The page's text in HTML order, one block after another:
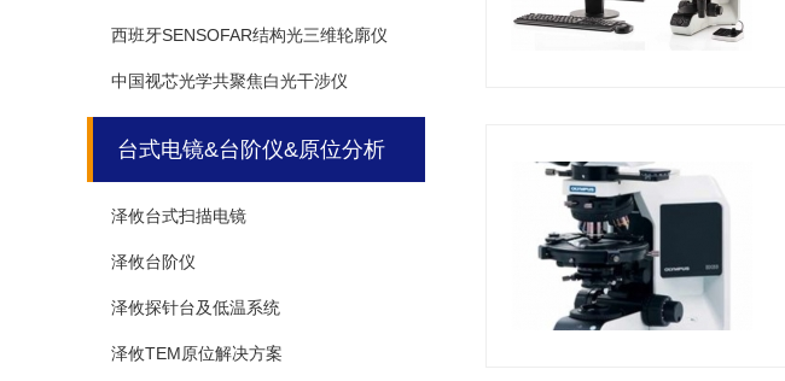
西班牙SENSOFAR结构光三维轮廓仪
中国视芯光学共聚焦白光干涉仪
台式电镜&台阶仪&原位分析
泽攸台式扫描电镜
泽攸台阶仪
泽攸探针台及低温系统
泽攸TEM原位解决方案